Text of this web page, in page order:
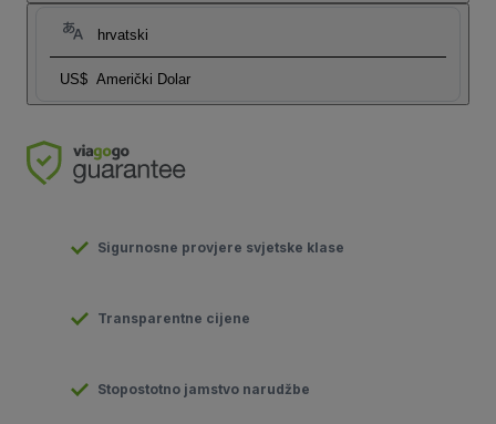
hrvatski
US$ Američki Dolar
Sigurnosne provjere svjetske klase
Transparentne cijene
Stopostotno jamstvo narudžbe